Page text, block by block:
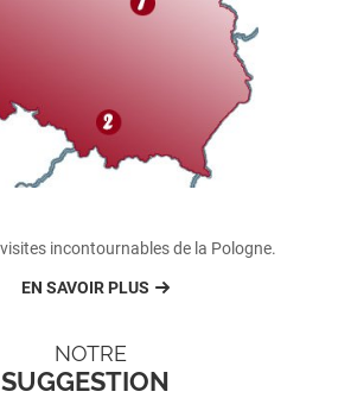
incontournables de la Pologne.
EN SAVOIR PLUS
NOTRE
SUGGESTION